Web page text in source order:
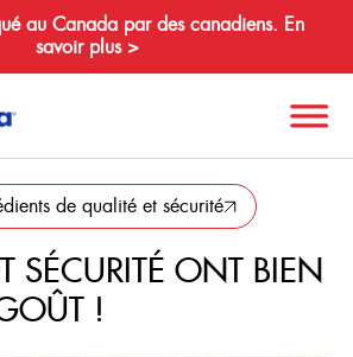
au Canada par des canadiens. En
savoir plus >
de qualité et sécurité
SÉCURITÉ ONT BIEN
!